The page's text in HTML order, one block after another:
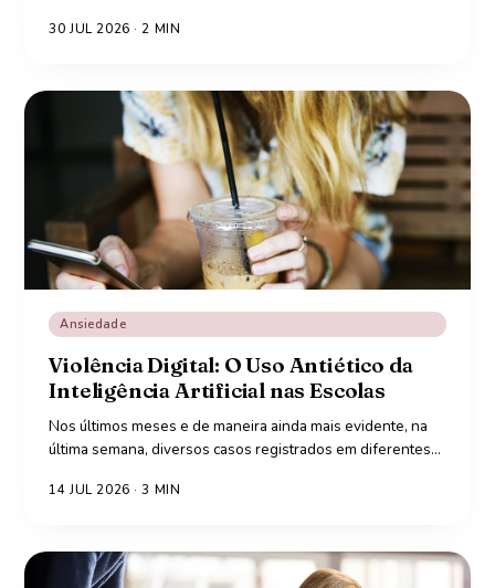
30 JUL 2026 · 2 MIN
Ansiedade
Violência Digital: O Uso Antiético da
Inteligência Artificial nas Escolas
Nos últimos meses e de maneira ainda mais evidente, na
última semana, diversos casos registrados em diferentes…
14 JUL 2026 ·3 MIN